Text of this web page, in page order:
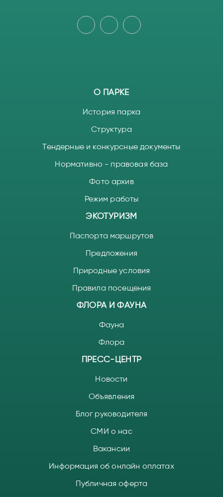
О ПАРКЕ
История парка
Структура
Тендерные и конкурсные документы
Нормативно - правовая база
Фото архив
Режим работы
ЭКОТУРИЗМ
Паспорта маршрутов
Предложения
Природные условия
Правила посещения
ФЛОРА И ФАУНА
Фауна
Флора
ПРЕСС-ЦЕНТР
Новости
Объявления
Блог руководителя
СМИ о нас
Вакансии
Информация об онлайн оплатах
Публичная оферта